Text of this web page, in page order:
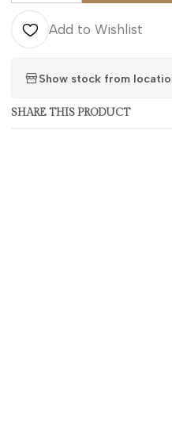
Add to Wishlist
Show stock from
SHARE THIS PRODUCT